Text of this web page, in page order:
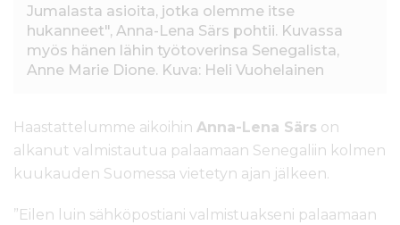
Jumalasta asioita, jotka olemme itse
hukanneet", Anna-Lena Särs pohtii. Kuvassa
myös hänen lähin työtoverinsa Senegalista,
Anne Marie Dione. Kuva: Heli Vuohelainen
Haastattelumme aikoihin Anna-Lena Särs on
alkanut valmistautua palaamaan Senegaliin kolmen
kuukauden Suomessa vietetyn ajan jälkeen.
”Eilen luin sähköpostiani valmistuakseni palaamaan